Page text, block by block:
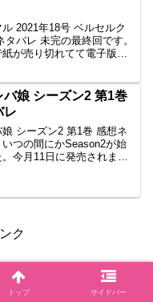
2021年18号 ベルセルク
タバレ 未完の最終回です。
が売り切れてて電子版で
見れます。あらすじと結
バ娘 シーズン2 第1巻
レ
シーズン2 第1巻 感想ネ
つの間にかSeason2が始
今月11日に発売されまし
々としてきたが、立ち仕
ク
トップ サイドバー